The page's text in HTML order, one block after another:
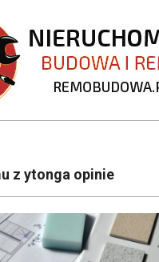
z ytonga opinie